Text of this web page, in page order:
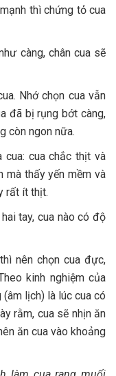
thì chứng tỏ cua
càng, chân cua sẽ
Nhớ chọn cua vẫn
đã bị rụng bớt càng,
còn ngon nữa.
cua: cua chắc thịt và
mà thấy yến mềm và
rất ít thịt.
tay, cua nào có độ
nên chọn cua đực,
kinh nghiệm của
lịch) là lúc cua có
rằm, cua sẽ nhịn ăn
ăn cua vào khoảng